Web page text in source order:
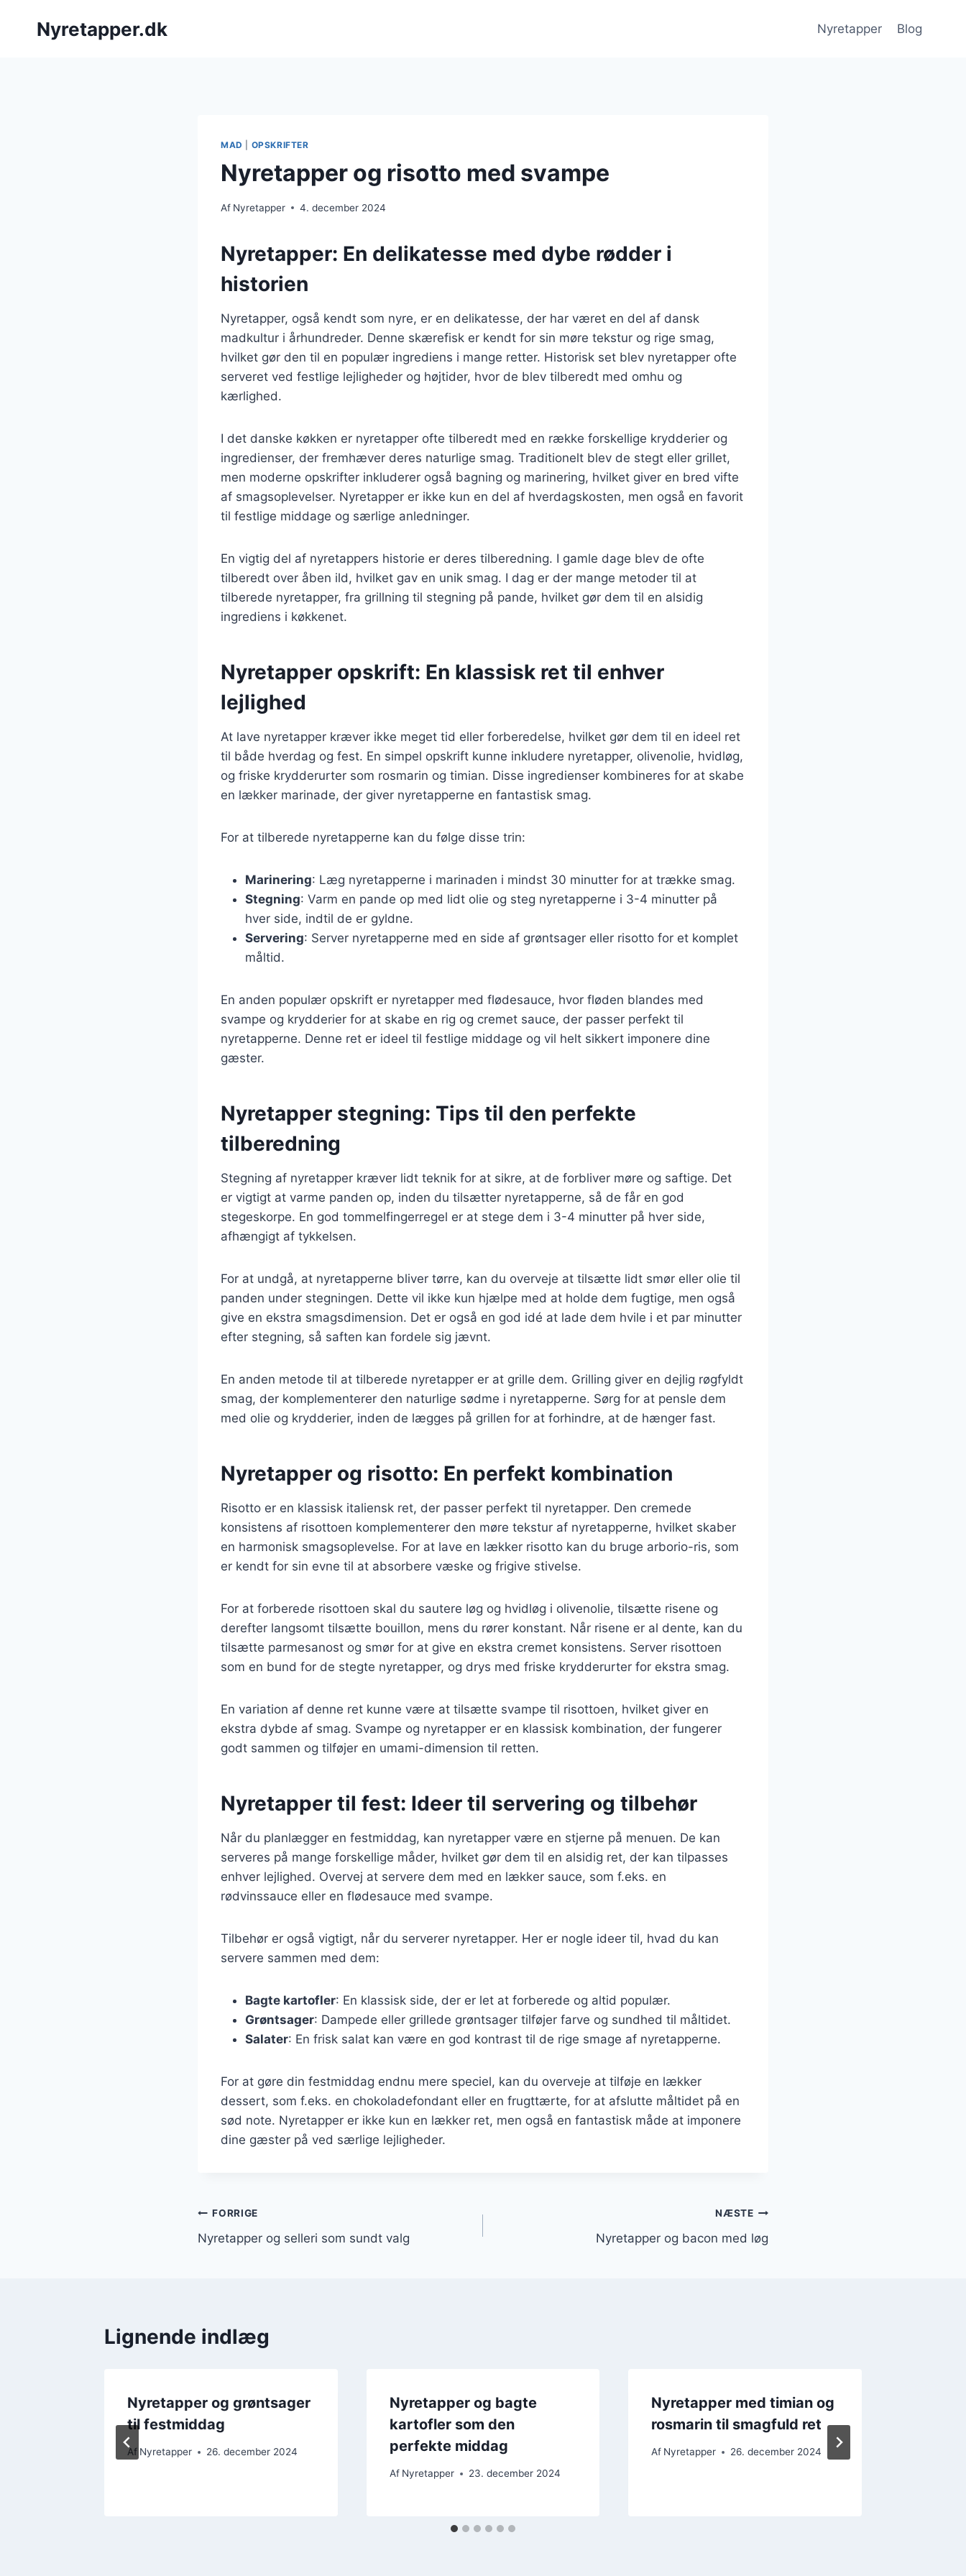
Nyretapper.dk Nyretapper Blog
MAD OPSKRIFTER
Nyretapper og risotto med svampe
Af Nyretapper 4. december 2024
Nyretapper: En delikatesse med dybe rødder i
historien
Nyretapper, også kendt som nyre, er en delikatesse, der har været en del af dansk
madkultur i århundreder. Denne skærefisk er kendt for sin møre tekstur og rige smag,
hvilket gør den til en populær ingrediens i mange retter. Historisk set blev nyretapper ofte
serveret ved festlige lejligheder og højtider, hvor de blev tilberedt med omhu og
kærlighed.
I det danske køkken er nyretapper ofte tilberedt med en række forskellige krydderier og
ingredienser, der fremhæver deres naturlige smag. Traditionelt blev de stegt eller grillet,
men moderne opskrifter inkluderer også bagning og marinering, hvilket giver en bred vifte
af smagsoplevelser. Nyretapper er ikke kun en del af hverdagskosten, men også en favorit
til festlige middage og særlige anledninger.
En vigtig del af nyretappers historie er deres tilberedning. I gamle dage blev de ofte
tilberedt over åben ild, hvilket gav en unik smag. I dag er der mange metoder til at
tilberede nyretapper, fra grillning til stegning på pande, hvilket gør dem til en alsidig
ingrediens i køkkenet.
Nyretapper opskrift: En klassisk ret til enhver
lejlighed
At lave nyretapper kræver ikke meget tid eller forberedelse, hvilket gør dem til en ideel ret
til både hverdag og fest. En simpel opskrift kunne inkludere nyretapper, olivenolie, hvidløg,
og friske krydderurter som rosmarin og timian. Disse ingredienser kombineres for at skabe
en lækker marinade, der giver nyretapperne en fantastisk smag.
For at tilberede nyretapperne kan du følge disse trin:
Marinering: Læg nyretapperne i marinaden i mindst 30 minutter for at trække smag.
Stegning: Varm en pande op med lidt olie og steg nyretapperne i 3-4 minutter på
hver side, indtil de er gyldne.
Servering: Server nyretapperne med en side af grøntsager eller risotto for et komplet
måltid.
En anden populær opskrift er nyretapper med flødesauce, hvor fløden blandes med
svampe og krydderier for at skabe en rig og cremet sauce, der passer perfekt til
nyretapperne. Denne ret er ideel til festlige middage og vil helt sikkert imponere dine
gæster.
Nyretapper stegning: Tips til den perfekte
tilberedning
Stegning af nyretapper kræver lidt teknik for at sikre, at de forbliver møre og saftige. Det
er vigtigt at varme panden op, inden du tilsætter nyretapperne, så de får en god
stegeskorpe. En god tommelfingerregel er at stege dem i 3-4 minutter på hver side,
afhængigt af tykkelsen.
For at undgå, at nyretapperne bliver tørre, kan du overveje at tilsætte lidt smør eller olie til
panden under stegningen. Dette vil ikke kun hjælpe med at holde dem fugtige, men også
give en ekstra smagsdimension. Det er også en god idé at lade dem hvile i et par minutter
efter stegning, så saften kan fordele sig jævnt.
En anden metode til at tilberede nyretapper er at grille dem. Grilling giver en dejlig røgfyldt
smag, der komplementerer den naturlige sødme i nyretapperne. Sørg for at pensle dem
med olie og krydderier, inden de lægges på grillen for at forhindre, at de hænger fast.
Nyretapper og risotto: En perfekt kombination
Risotto er en klassisk italiensk ret, der passer perfekt til nyretapper. Den cremede
konsistens af risottoen komplementerer den møre tekstur af nyretapperne, hvilket skaber
en harmonisk smagsoplevelse. For at lave en lækker risotto kan du bruge arborio-ris, som
er kendt for sin evne til at absorbere væske og frigive stivelse.
For at forberede risottoen skal du sautere løg og hvidløg i olivenolie, tilsætte risene og
derefter langsomt tilsætte bouillon, mens du rører konstant. Når risene er al dente, kan du
tilsætte parmesanost og smør for at give en ekstra cremet konsistens. Server risottoen
som en bund for de stegte nyretapper, og drys med friske krydderurter for ekstra smag.
En variation af denne ret kunne være at tilsætte svampe til risottoen, hvilket giver en
ekstra dybde af smag. Svampe og nyretapper er en klassisk kombination, der fungerer
godt sammen og tilføjer en umami-dimension til retten.
Nyretapper til fest: Ideer til servering og tilbehør
Når du planlægger en festmiddag, kan nyretapper være en stjerne på menuen. De kan
serveres på mange forskellige måder, hvilket gør dem til en alsidig ret, der kan tilpasses
enhver lejlighed. Overvej at servere dem med en lækker sauce, som f.eks. en
rødvinssauce eller en flødesauce med svampe.
Tilbehør er også vigtigt, når du serverer nyretapper. Her er nogle ideer til, hvad du kan
servere sammen med dem:
Bagte kartofler: En klassisk side, der er let at forberede og altid populær.
Grøntsager: Dampede eller grillede grøntsager tilføjer farve og sundhed til måltidet.
Salater: En frisk salat kan være en god kontrast til de rige smage af nyretapperne.
For at gøre din festmiddag endnu mere speciel, kan du overveje at tilføje en lækker
dessert, som f.eks. en chokoladefondant eller en frugttærte, for at afslutte måltidet på en
sød note. Nyretapper er ikke kun en lækker ret, men også en fantastisk måde at imponere
dine gæster på ved særlige lejligheder.
Indlægsnavigation
FORRIGE
Nyretapper og selleri som sundt valg
NÆSTE
Nyretapper og bacon med løg
Lignende indlæg
Nyretapper og grøntsager
til festmiddag
Af Nyretapper 26. december 2024
Nyretapper og bagte
kartofler som den
perfekte middag
Af Nyretapper 23. december 2024
Nyretapper med timian og
rosmarin til smagfuld ret
Af Nyretapper 26. december 2024